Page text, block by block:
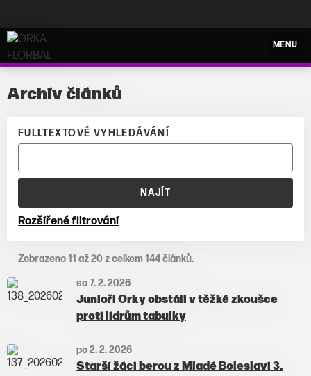
ORKA FLORBAL
MENU
Archív článků
FULLTEXTOVÉ VYHLEDÁVÁNÍ
NAJÍT
Rozšířené filtrování
Zobrazeno 11 až 20 z celkem 144 článků.
so 7. 2. 2026
Junioři Orky obstáli v těžké zkoušce
proti lídrům tabulky
po 2. 2. 2026
Starší žáci berou z Mladé Boleslavi 3.